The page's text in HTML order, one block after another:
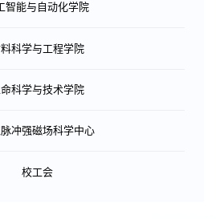
智能与自动化学院
科学与工程学院
科学与技术学院
冲强磁场科学中心
校工会